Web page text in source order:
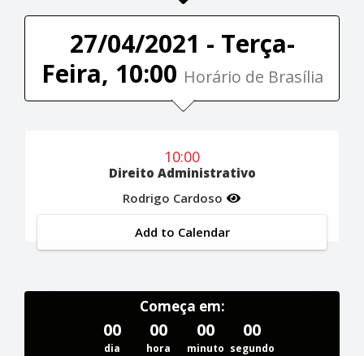
27/04/2021 - Terça-
Feira, 10:00 Horário de Brasília
10:00
Direito Administrativo
Rodrigo Cardoso
Add to Calendar
Começa em:
00
dia
00
hora
00
minuto
00
segundo